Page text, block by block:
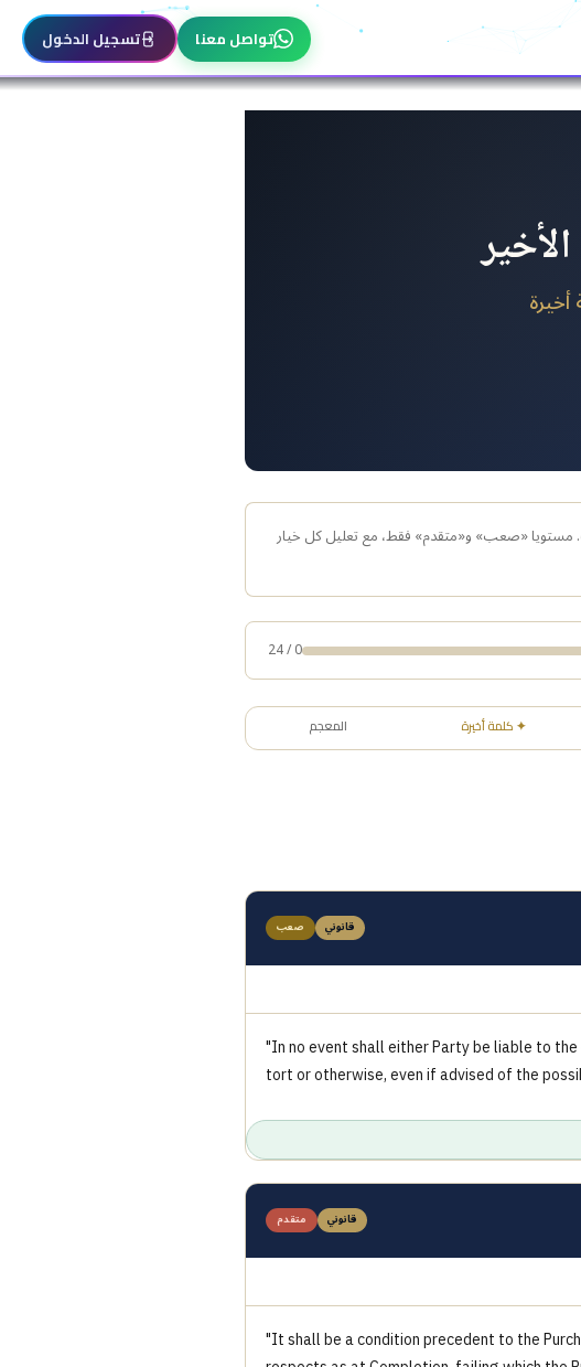
تواصل معنا تسجيل الدخول
مستويا «صعب» و«متقدم» فقط، مع تعليل كل خيار
0 / 24
✦ كلمة أخيرة المعجم
قانوني صعب
"In no event shall either Party be liable to
tort or otherwise, even if advised of the
قانوني متقدم
"It shall be a condition precedent to the